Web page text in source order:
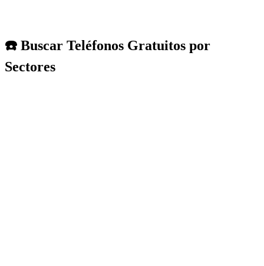
☎️ Buscar Teléfonos Gratuitos por
Sectores